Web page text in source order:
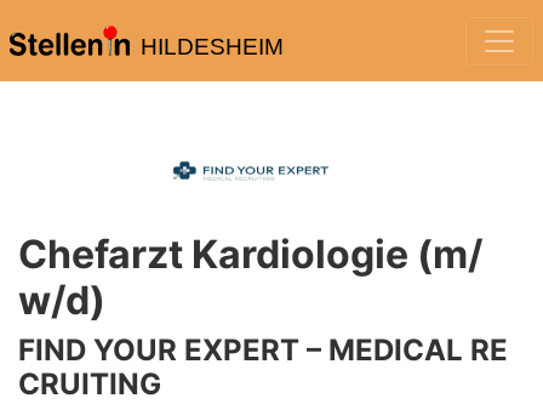
HILDESHEIM
Chefarzt Kardiologie (m/
w/d)
FIND YOUR EXPERT – MEDICAL RE
CRUITING